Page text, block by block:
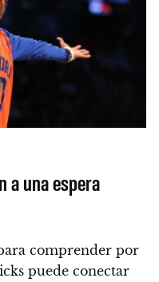
a una espera
comprender por
puede conectar